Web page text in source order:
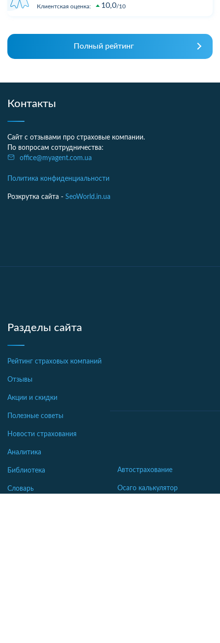
Клиентская оценка: 10,0 10
Полный рейтинг
Контакты
Сайт с отзывами про страховые компании.
По вопросам сотрудничества:
office@myagent.com.ua
Политика конфиденциальности
Розкрутка сайта - SeoWorld.in.ua
Разделы сайта
Рейтинг страховых компаний
Отзывы
Акции и скидки
Полезные советы
Новости страхования
Аналитика
Библиотека
Словарь
Автострахование
Осаго калькулятор